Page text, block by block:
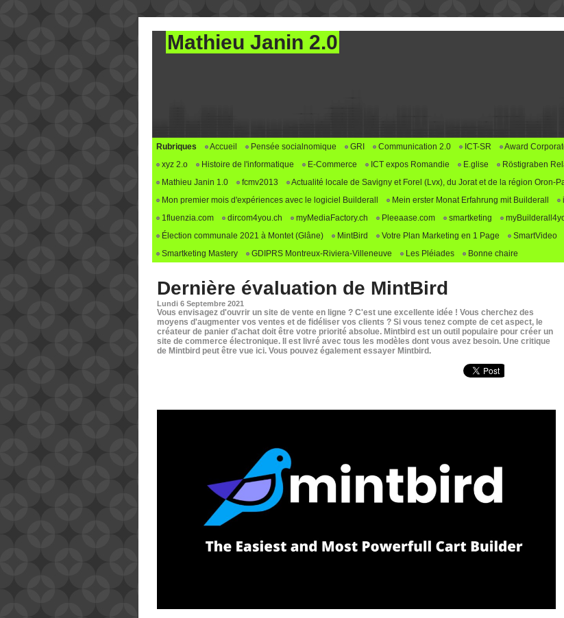
Mathieu Janin 2.0
Rubriques Accueil Pensée socialnomique GRI Communication 2.0 ICT-SR Award
xyz 2.o
Histoire de l'informatique E-Commerce ICT expos Romandie E.glise Röstigraben
Mathieu Janin 1.0
fcmv2013
Actualité locale de Savigny et Forel (Lvx), du Jorat et de la région Oron-
Mon premier mois d'expériences avec le logiciel Builderall
Mein erster Monat Erfahrung mit Builderall
1fluenzia.com
dircom4you.ch myMediaFactory.ch Pleeaase.com smartketing
Élection communale 2021 à Montet (Glâne)
MintBird Votre Plan Marketing en 1 Page SmartVideo
Smartketing Mastery
GDIPRS Montreux-Riviera-Villeneuve Les Pléiades Bonne chaire
Dernière évaluation de MintBird
Lundi 6 Septembre 2021
Vous envisagez d'ouvrir un site de vente en ligne ? C'est une excellente idée ! Vous cherchez des
moyens d'augmenter vos ventes et de fidéliser vos clients ? Si vous tenez compte de cet aspect, le
créateur de panier d'achat doit être votre priorité absolue. Mintbird est un outil populaire pour créer un
site de commerce électronique. Il est livré avec tous les modèles dont vous avez besoin. Une critique
de Mintbird peut être vue ici. Vous pouvez également essayer Mintbird.